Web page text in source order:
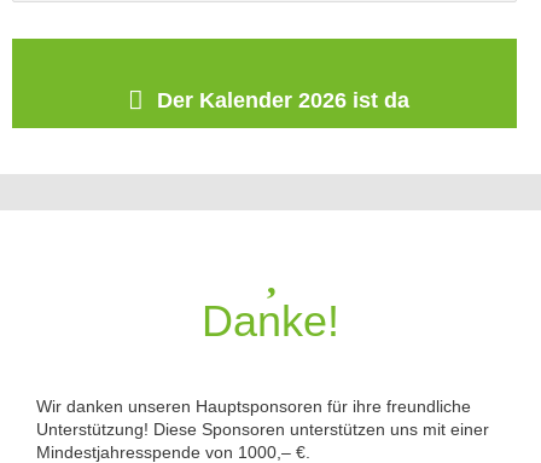
Der Kalender 2026 ist da
Danke!
Wir danken unseren Hauptsponsoren für ihre freundliche
Unterstützung! Diese Sponsoren unterstützen uns mit einer
Mindestjahresspende von 1000,– €.